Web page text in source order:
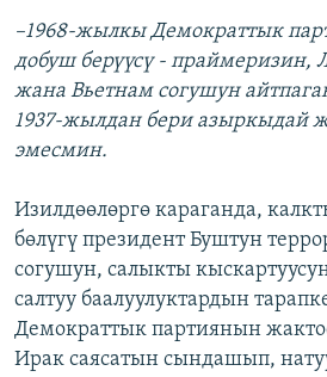
–1968-жылкы Демократтык
добуш берүүсү -
жана Вьетнам согушун
1937-жылдан бери азыркыдай
эмесмин.
Изилдөөлөргө караганда,
бөлүгү президент Буштун
согушун, салыкты
салтуу баалуулуктардын
Демократтык партиянын
Ирак саясатын сындашып,